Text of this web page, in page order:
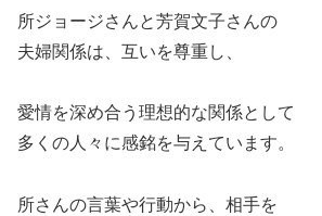
所ジョージさんと芳賀文子さんの
夫婦関係は、互いを尊重し、
愛情を深め合う理想的な関係として
多くの人々に感銘を与えています。
所さんの言葉や行動から、相手を